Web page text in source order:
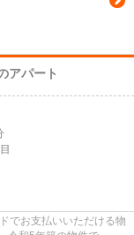
アパート
でお支払いいただける物